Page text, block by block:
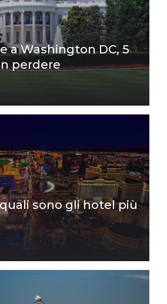
a Washington DC, 5
perdere
quali sono gli hotel più